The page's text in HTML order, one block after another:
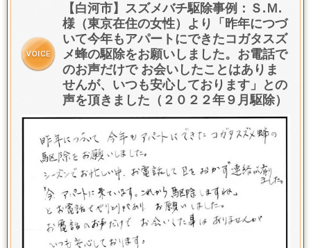
【白河市】スズメバチ駆除事例：Ｓ.Ｍ.
様（東京在住の女性）より「昨年につづ
いて今年もアパートにできたコガタスズ
メ蜂の駆除をお願いしました。 お電話で
のお声だけで お会いしたことはありま
せんが、いつも安心しております 」との
声を頂きました（２０２２年９月駆除）